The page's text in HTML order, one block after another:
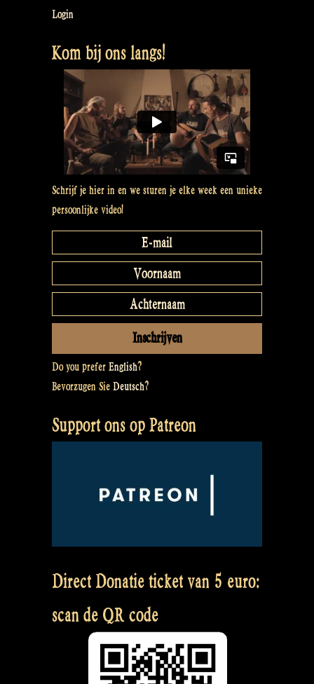
Login
Kom bij ons langs!
Schrijf je hier in en we sturen je elke week een unieke
persoonlijke video!
Do you prefer English?
Bevorzugen Sie Deutsch?
Support ons op Patreon
Direct Donatie ticket van 5 euro:
scan de QR code